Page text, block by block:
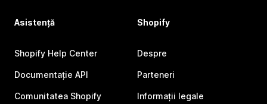
Asistență
Shopify Help Center
Documentație API
Comunitatea Shopify
Shopify
Despre
Parteneri
Informații legale